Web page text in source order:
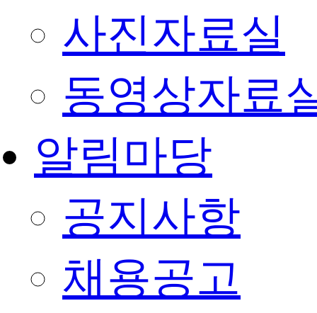
사진자료실
동영상자료
알림마당
공지사항
채용공고